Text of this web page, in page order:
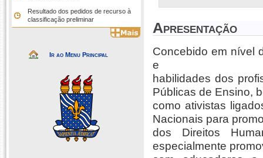
Resultado dos pedidos de recurso à
classificação preliminar
Ir ao Menu Principal
Apresentação
Concebido em nível
e
habilidades dos
Públicas de Ensino,
como ativistas
Nacionais para
dos Direitos
especialmente